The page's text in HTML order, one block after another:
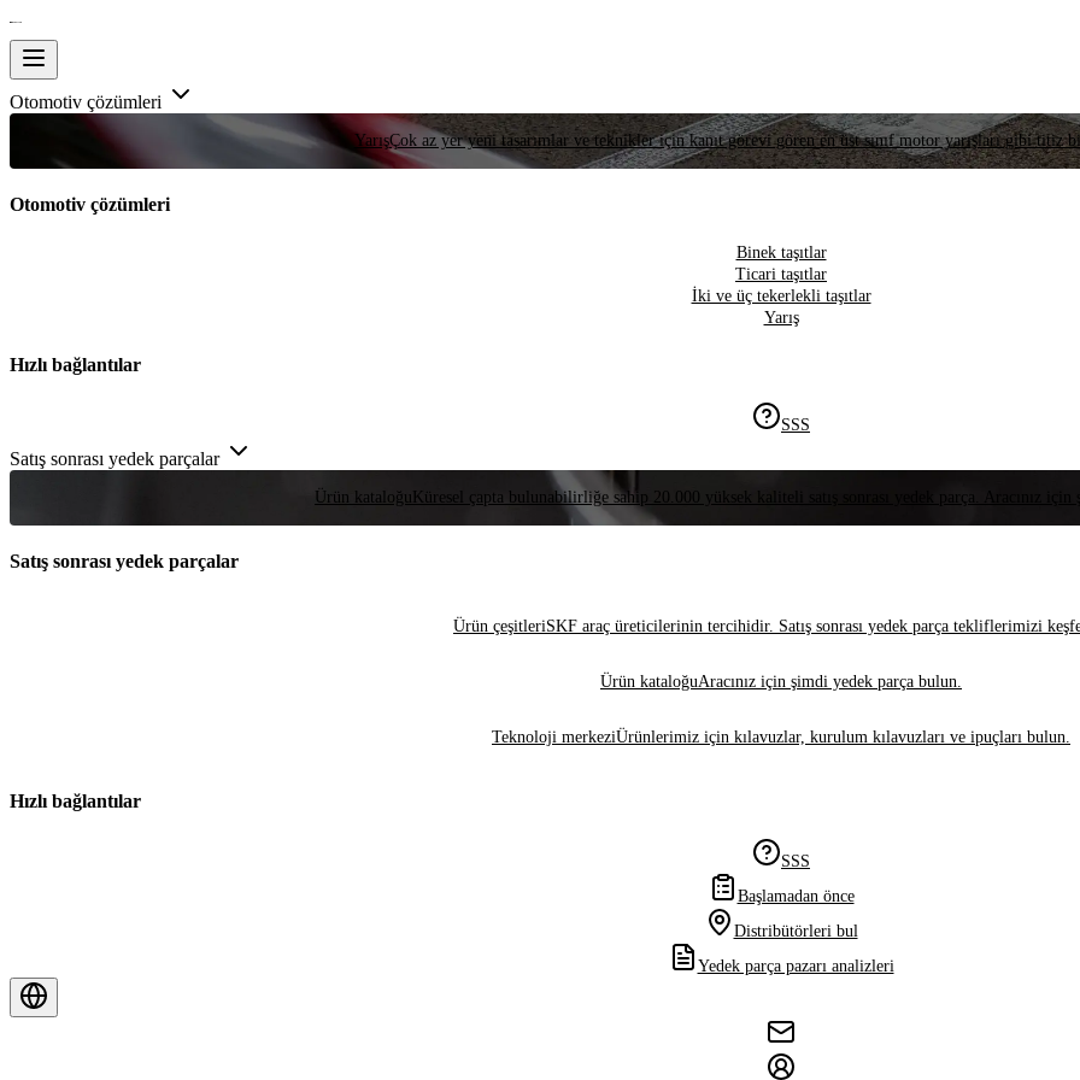
Otomotiv çözümleri
YarışÇok az yer yeni tasarımlar ve teknikler için kanıt görevi gören en üst sınıf motor yarışları gibi titiz
Otomotiv çözümleri
Binek taşıtlar
Ticari taşıtlar
İki ve üç tekerlekli taşıtlar
Yarış
Hızlı bağlantılar
SSS
Satış sonrası yedek parçalar
Ürün kataloğu Küresel çapta bulunabilirliğe sahip 20.000 yüksek kaliteli satış sonrası yedek parça. Aracınız
Satış sonrası yedek parçalar
Ürün çeşitleriSKF araç üreticilerinin tercihidir. Satış sonrası yedek parça tekliflerimizi
Ürün kataloğuAracınız için şimdi yedek parça bulun.
Teknoloji merkeziÜrünlerimiz için kılavuzlar, kurulum kılavuzları ve ipuçları bulun.
Hızlı bağlantılar
SSS
Başlamadan önce
Distribütörleri bul
Yedek parça pazarı analizleri